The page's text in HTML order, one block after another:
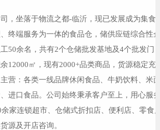
，坐落于物流之都-临沂，现已发展成为集食
终端服务为一体的食品仓，储供应链综合性
50余名，共有2个仓储批发基地及4个批发门
12000㎡，现有2000+品类商品，货源稳定充
营：各类一线品牌休闲食品、牛奶饮料、米
进口食品。公司始终秉承客户至上，用心服
家连锁超市、仓储式折扣店、便利店、零食
源及开店咨询。